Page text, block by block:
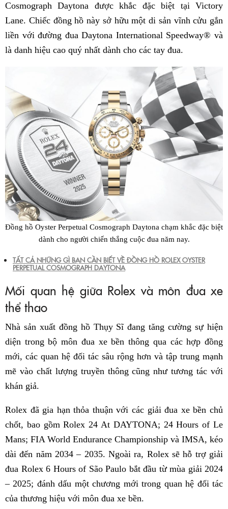
Cosmograph Daytona được khắc đặc biệt tại Victory
Lane. Chiếc đồng hồ này sở hữu một di sản vĩnh cửu gắn
liền với đường đua Daytona International Speedway® và
là danh hiệu cao quý nhất dành cho các tay đua.
Đồng hồ Oyster Perpetual Cosmograph Daytona chạm khắc đặc biệt
dành cho người chiến thắng cuộc đua năm nay.
TẤT CẢ NHỮNG GÌ BẠN CẦN BIẾT VỀ ĐỒNG HỒ ROLEX OYSTER
PERPETUAL COSMOGRAPH DAYTONA
Mối quan hệ giữa Rolex và môn đua xe
thể thao
Nhà sản xuất đồng hồ Thụy Sĩ đang tăng cường sự hiện
diện trong bộ môn đua xe bền thông qua các hợp đồng
mới, các quan hệ đối tác sâu rộng hơn và tập trung mạnh
mẽ vào chất lượng truyền thông cũng như tương tác với
khán giả.
Rolex đã gia hạn thỏa thuận với các giải đua xe bền chủ
chốt, bao gồm Rolex 24 At DAYTONA; 24 Hours of Le
Mans; FIA World Endurance Championship và IMSA, kéo
dài đến năm 2034 – 2035. Ngoài ra, Rolex sẽ hỗ trợ giải
đua Rolex 6 Hours of São Paulo bắt đầu từ mùa giải 2024
– 2025; đánh dấu một chương mới trong quan hệ đối tác
của thương hiệu với môn đua xe bền.